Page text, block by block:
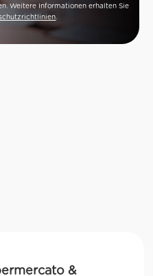
Weitere Informationen erhalten Sie
&